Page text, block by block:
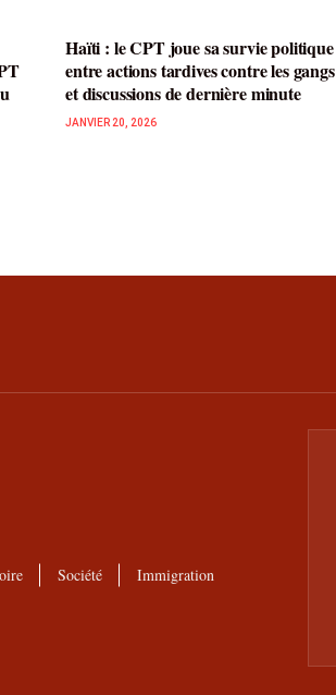
Haïti : le CPT joue sa survie politique
entre actions tardives contre les gangs
et discussions de dernière minute
JANVIER 20, 2026
Société Immigration